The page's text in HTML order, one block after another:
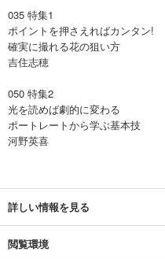
035 特集1
ポイントを押さえればカンタン!
確実に撮れる花の狙い方
吉住志穂
050 特集2
光を読めば劇的に変わる
ポートレートから学ぶ基本技
河野英喜
実は何もわかっていなかった!
今日からできる【組写真】攻略作戦
もっと楽しく、気持ちよく!
詳しい情報を見る
閲覧環境